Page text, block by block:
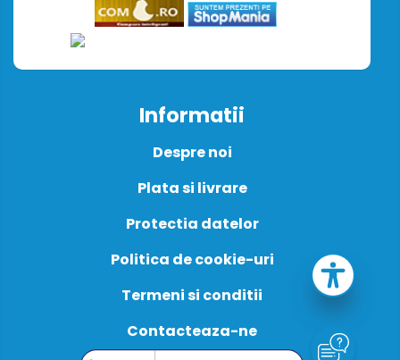
Informatii
Despre noi
Plata si livrare
Protectia datelor
Politica de cookie-uri
Termeni si conditii
Contacteaza-ne